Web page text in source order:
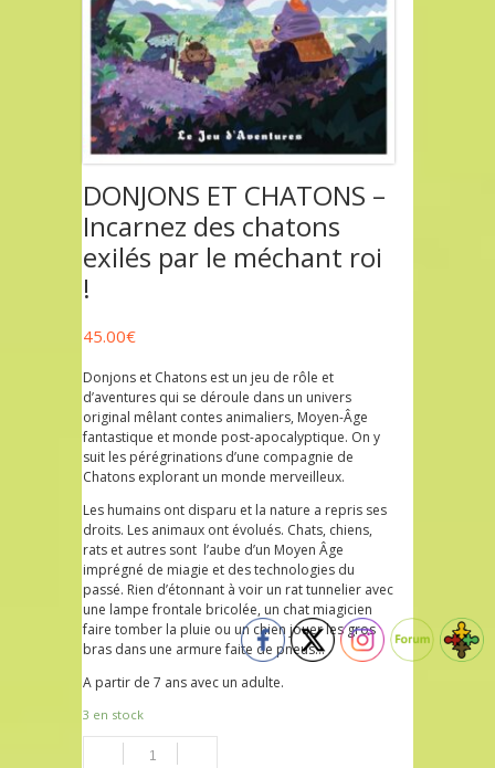
DONJONS ET CHATONS –
Incarnez des chatons
exilés par le méchant roi
!
45.00€
Donjons et Chatons est un jeu de rôle et
d’aventures qui se déroule dans un univers
original mêlant contes animaliers, Moyen-Âge
fantastique et monde post-apocalyptique. On y
suit les pérégrinations d’une compagnie de
Chatons explorant un monde merveilleux.
Les humains ont disparu et la nature a repris ses
droits. Les animaux ont évolués. Chats, chiens,
rats et autres sont l’aube d’un Moyen Âge
imprégné de miagie et des technologies du
passé. Rien d’étonnant à voir un rat tunnelier avec
une lampe frontale bricolée, un chat miagicien
faire tomber la pluie ou un chien jouer les gros
bras dans une armure faite de pneus…
A partir de 7 ans avec un adulte.
3 en stock